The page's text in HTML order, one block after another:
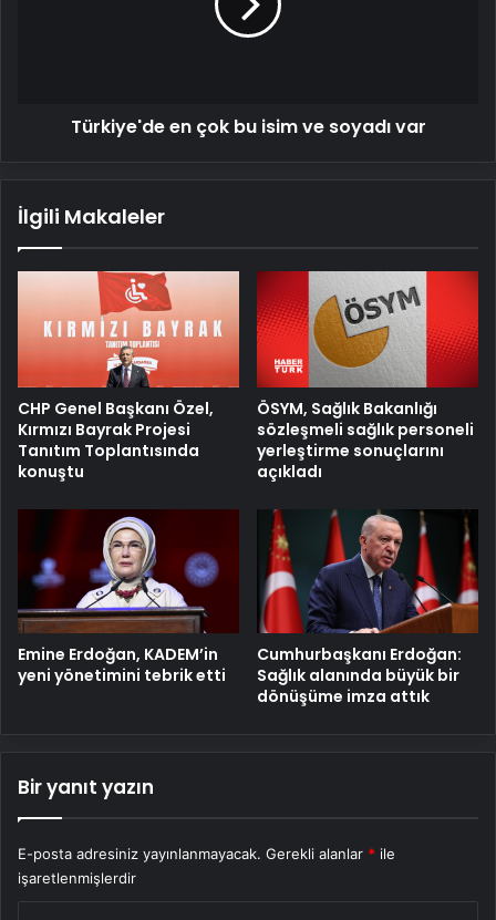
Türkiye'de en çok bu isim ve soyadı var
İlgili Makaleler
CHP Genel Başkanı Özel,
Kırmızı Bayrak Projesi
Tanıtım Toplantısında
konuştu
ÖSYM, Sağlık Bakanlığı
sözleşmeli sağlık personeli
yerleştirme sonuçlarını
açıkladı
Emine Erdoğan, KADEM’in
yeni yönetimini tebrik etti
Cumhurbaşkanı Erdoğan:
Sağlık alanında büyük bir
dönüşüme imza attık
Bir yanıt yazın
E-posta adresiniz yayınlanmayacak. Gerekli alanlar * ile
işaretlenmişlerdir